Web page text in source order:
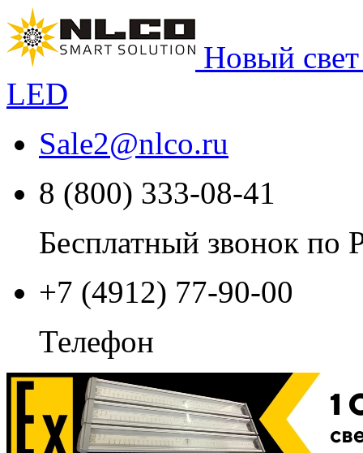
Новый
LED
Sale2@nlco.ru
8 (800) 333-08-41
Бесплатный звонок по
+7 (4912) 77-90-00
Телефон